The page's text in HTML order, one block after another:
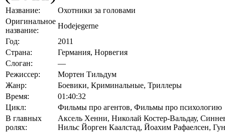
Название:
Охотники за головами
Оригинальное
название:
Hodejegerne
Год:
2011
Страна:
Германия, Норвегия
Слоган:
—
Режиссер:
Мортен Тильдум
Жанр:
Боевики, Криминальные, Триллеры
Время:
01:40:32
Цикл:
Фильмы про агентов, Фильмы про психологию
В главных
ролях:
Аксель Хенни, Николай Костер-Вальдау,
Нильс Йорген Каалстад, Йоахим Рафаелсен,